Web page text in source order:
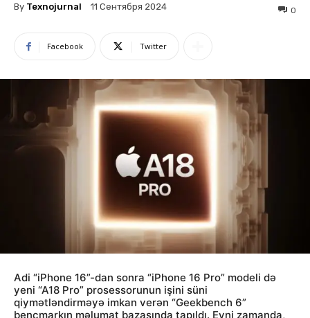
By Texnojurnal 11 Сентября 2024 0
Facebook Twitter
Adi “iPhone 16”-dan sonra “iPhone 16 Pro” modeli də
yeni “A18 Pro” prosessorunun işini süni
qiymətləndirməyə imkan verən “Geekbench 6”
bençmarkın məlumat bazasında tapıldı. Eyni zamanda,